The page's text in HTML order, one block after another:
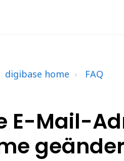
digibase home FAQ
E-Mail-